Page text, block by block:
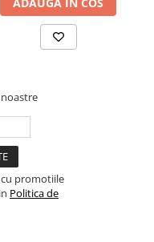
ADAUGA IN COS
promotiile
Politica de